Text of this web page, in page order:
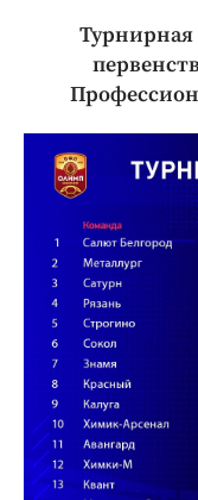
Турнирная